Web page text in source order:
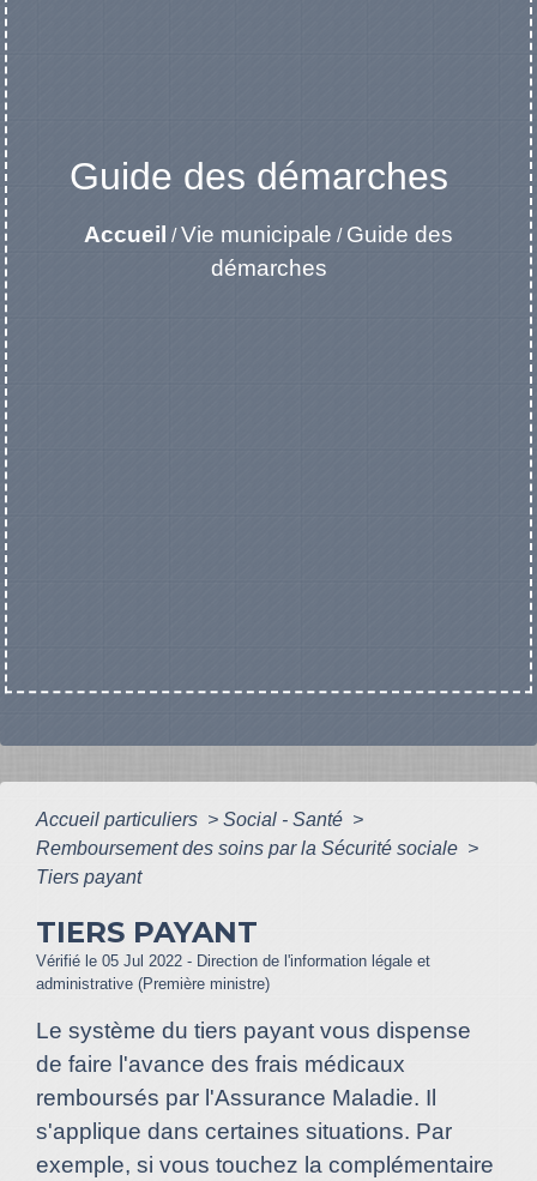
Guide des démarches
Accueil /Vie municipale / Guide des
démarches
Accueil particuliers > Social - Santé >
Remboursement des soins par la Sécurité sociale >
Tiers payant
TIERS PAYANT
Vérifié le 05 Jul 2022 - Direction de l'information légale et
administrative (Première ministre)
Le système du tiers payant vous dispense
de faire l'avance des frais médicaux
remboursés par l'Assurance Maladie. Il
s'applique dans certaines situations. Par
exemple, si vous touchez la complémentaire